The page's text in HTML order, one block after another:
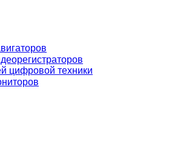
цифровой техники